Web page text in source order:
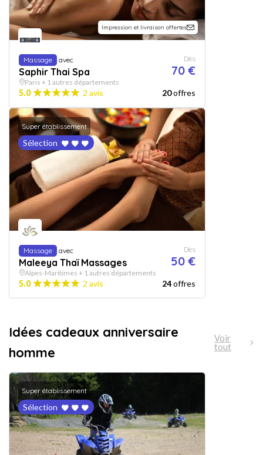
Impression et livraison offertes
Massage avec
Saphir Thai Spa
Dès
70 €
Paris + 1 autres départements
5.0 2 avis 20offres
Super établissement
Sélection
Massage avec
Maleeya Thaï Massages
Dès
50 €
Alpes-Maritimes + 1 autres départements
5.0 2 avis 24offres
Idées cadeaux anniversaire
homme
Voir
tout
Super établissement
Sélection